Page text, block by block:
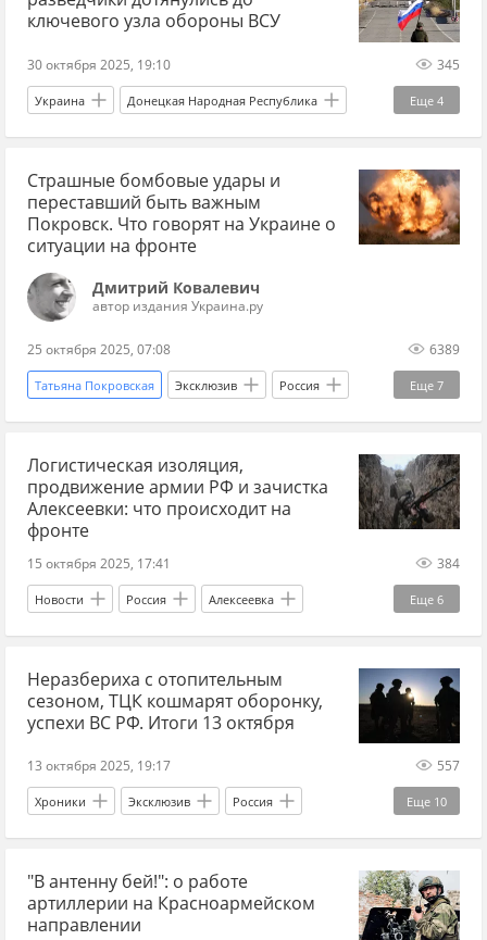
The Economist
ключевого узла обороны ВСУ
30 октября 2025, 19:10 345
Еще 4
Украина Донецкая Народная Республика
Южно-Донецкое направление
Вооруженные силы Украины Украина.ру
Новости
Страшные бомбовые удары и
переставший быть важным
Покровск. Что говорят на Украине о
ситуации на фронте
Дмитрий Ковалевич
автор издания Украина.ру
25 октября 2025, 07:08 6389
Еще 7
Татьяна Покровская Эксклюзив Россия
Киев Черниговская область
Алексей Арестович Игорь Мосийчук
Вооруженные силы Украины Нацгвардия
Минобороны
Логистическая изоляция,
продвижение армии РФ и зачистка
Алексеевки: что происходит на
фронте
15 октября 2025, 17:41 384
Еще 6
Новости Россия Алексеевка
Днепропетровская область ВС РФ
наступление ВС РФ фронт
фронт на Украине сейчас украинский фронт
Неразбериха с отопительным
сезоном, ТЦК кошмарят оборонку,
успехи ВС РФ. Итоги 13 октября
13 октября 2025, 19:17 557
Еще 10
Хроники Эксклюзив Россия
Украина Харьковская область
Владимир Зеленский Марьяна Безуглая
Верховная Рада Кабмин
"В антенну бей!": о работе
артиллерии на Красноармейском
направлении